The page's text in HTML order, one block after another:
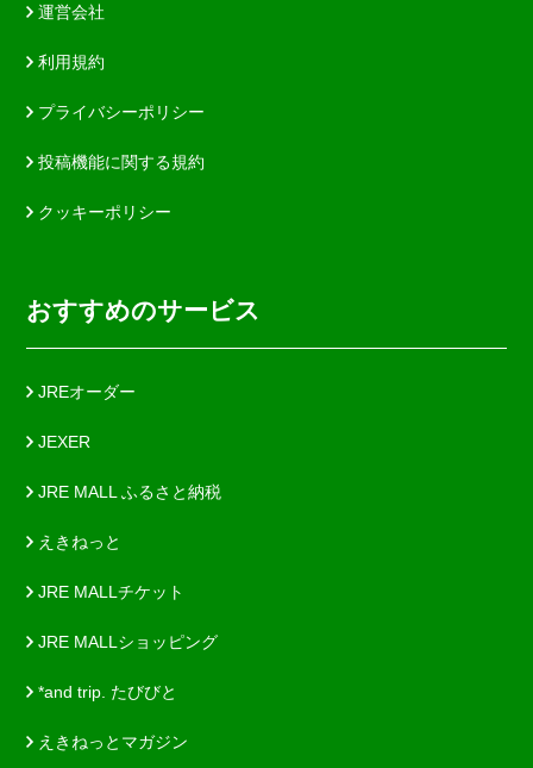
運営会社
利用規約
プライバシーポリシー
投稿機能に関する規約
クッキーポリシー
おすすめのサービス
JREオーダー
JEXER
JRE MALL ふるさと納税
えきねっと
JRE MALLチケット
JRE MALLショッピング
*and trip. たびびと
えきねっとマガジン